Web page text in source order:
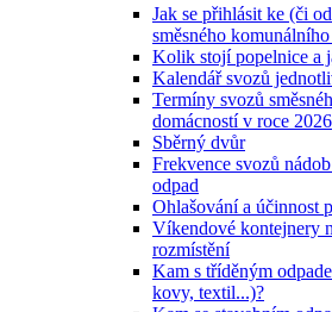
Jak se přihlásit ke (či
směsného
Kolik stojí popelnice a
Kalendář svozů
Termíny svozů
domácností v roce 2026
Sběrný dvůr
Frekvence svozů
odpad
Ohlašování a účinnost
Víkendové kontejnery
rozmístění
Kam s tříděným
kovy, textil...)?